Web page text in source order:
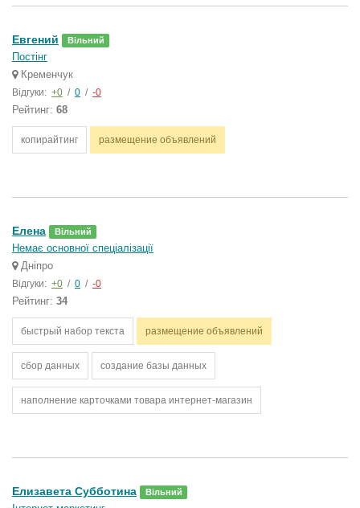
Евгений Вільний
Постінг
Кременчук
Відгуки: +0 / 0 / -0
Рейтинг: 68
копирайтинг размещение объявлений
Елена Вільний
Немає основної спеціалізації
Дніпро
Відгуки: +0 / 0 / -0
Рейтинг: 34
быстрый набор текста размещение объявлений
сбор данных создание базы данных
наполнение карточками товара интернет-магазин
Елизавета Субботина Вільний